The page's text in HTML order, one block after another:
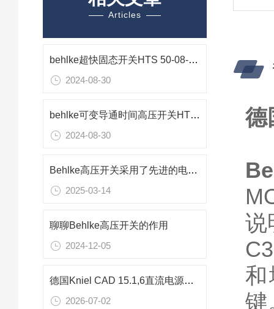
Articles
behlke超快固态开关HTS 50-08-UF
2024-08-30
behlke可变导通时间高压开关HTS 651-03-LC
2024-08-30
Behlke高压开关采用了先进的电气控制技术
2025-03-14
聊聊Behlke高压开关的作用
2024-12-05
德国Kniel CAD 15.1,6直流电源：半导体检测专用15V精密供电解决方案
2026-07-02
德
说
键